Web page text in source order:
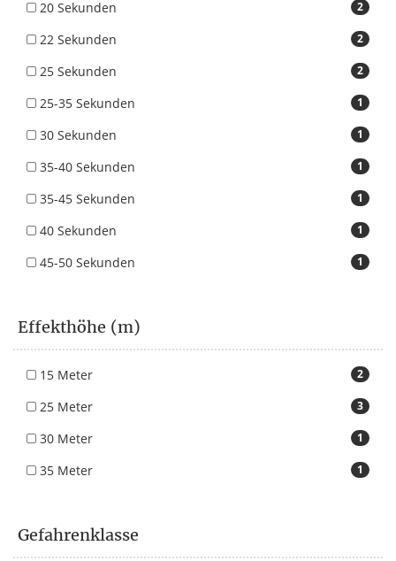
2
20 Sekunden
2
22 Sekunden
2
25 Sekunden
1
25-35 Sekunden
1
30 Sekunden
1
35-40 Sekunden
1
35-45 Sekunden
1
40 Sekunden
1
45-50 Sekunden
Effekthöhe (m)
2
15 Meter
3
25 Meter
1
30 Meter
1
35 Meter
Gefahrenklasse